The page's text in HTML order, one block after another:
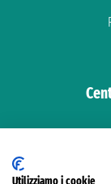
Utilizziamo i cookie